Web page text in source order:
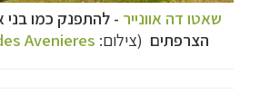
שאטו דה אוונייר - להתפנק כמו בני
הצרפתים (צילום: Avenieres